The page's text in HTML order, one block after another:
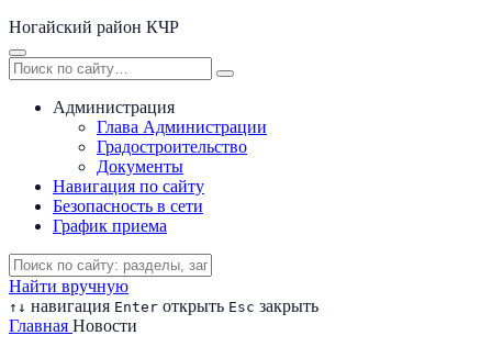
Ногайский район КЧР
Администрация
Глава Администрации
Градостроительство
Документы
Навигация по сайту
Безопасность в сети
График приема
Найти вручную
↑ ↓ навигация Enter открыть Esc закрыть
Главная Новости